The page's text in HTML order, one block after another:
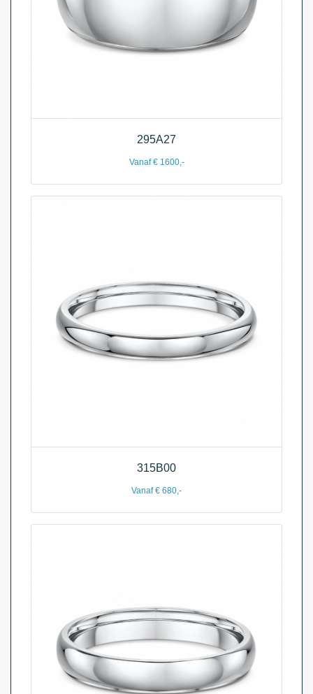
295A27
Vanaf € 1600,-
315B00
Vanaf € 680,-